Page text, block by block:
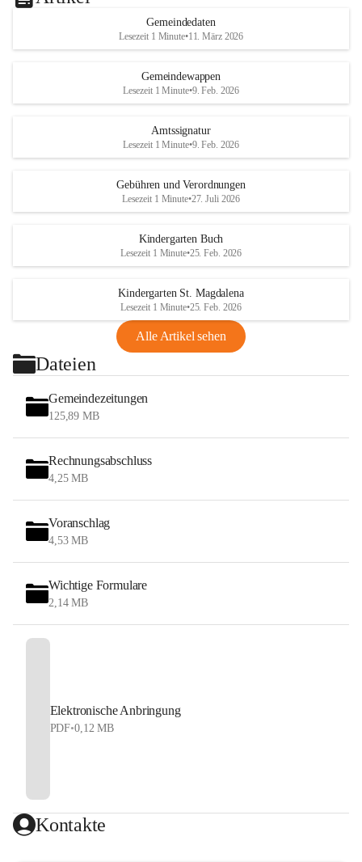
Gemeindedaten
Lesezeit 1 Minute•11. März 2026
Gemeindewappen
Lesezeit 1 Minute•9. Feb. 2026
Amtssignatur
Lesezeit 1 Minute•9. Feb. 2026
Gebühren und Verordnungen
Lesezeit 1 Minute•27. Juli 2026
Kindergarten Buch
Lesezeit 1 Minute•25. Feb. 2026
Kindergarten St. Magdalena
Lesezeit 1 Minute•25. Feb. 2026
Alle Artikel sehen
Dateien
Gemeindezeitungen
125,89 MB
Rechnungsabschluss
4,25 MB
Voranschlag
4,53 MB
Wichtige Formulare
2,14 MB
Elektronische Anbringung
PDF•0,12 MB
Kontakte